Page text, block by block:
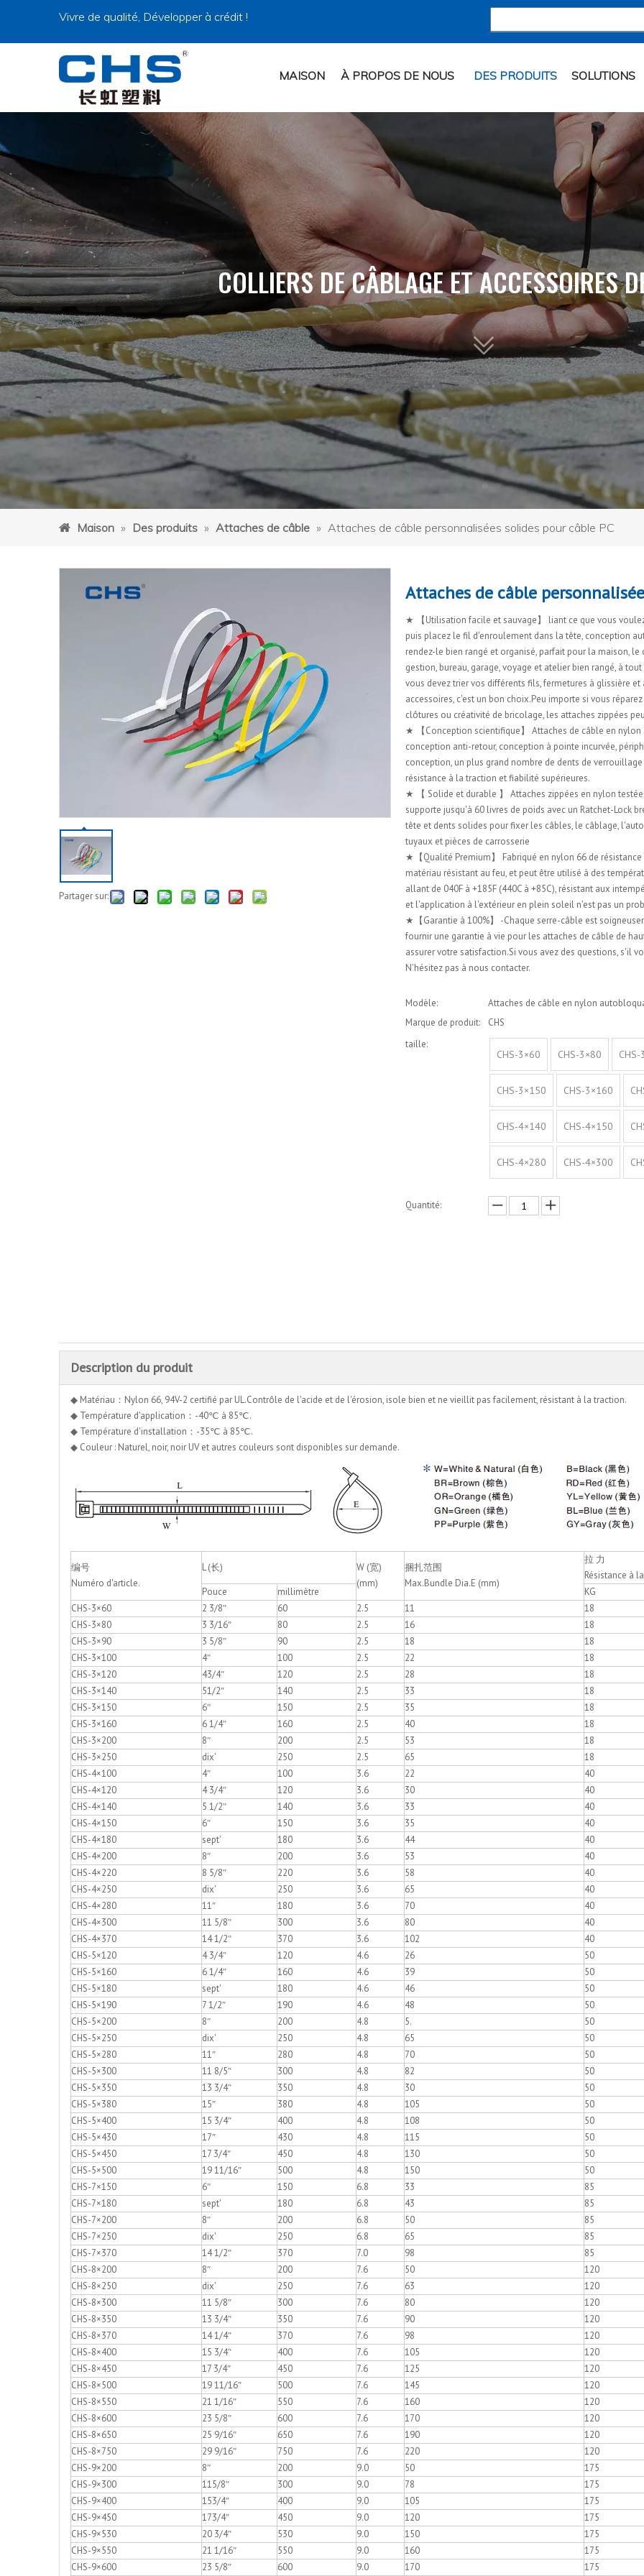
Vivre de qualité, Développer à crédit !
MAISON À PROPOS DE NOUS DES PRODUITS SOLUTIONS
COLLIERS DE CÂBLAGE ET ACCESSOIRES
Maison » Des produits » Attaches de câble » Attaches de câble personnalisées solides pour câble PC
Partager sur:
Attaches de câble
★ 【Utilisation facile et sauvage】 liant ce que vous
puis placez le fil d'enroulement dans la tête, conception
rendez-le bien rangé et organisé, parfait pour la maison, le
gestion, bureau, garage, voyage et atelier bien rangé, à
vous devez trier vos différents fils, fermetures à glissière et
accessoires, c'est un bon choix.Peu importe si vous réparez
clôtures ou créativité de bricolage, les attaches zippées
★ 【Conception scientifique】 Attaches de câble en
conception anti-retour, conception à pointe incurvée,
conception, un plus grand nombre de dents de
résistance à la traction et fiabilité supérieures.
★ 【 Solide et durable 】 Attaches zippées en nylon
supporte jusqu'à 60 livres de poids avec un Ratchet-Lock
tête et dents solides pour fixer les câbles, le câblage,
tuyaux et pièces de carrosserie
★【Qualité Premium】 Fabriqué en nylon 66 de
matériau résistant au feu, et peut être utilisé à des
allant de 040F à +185F (440C à +85C), résistant aux
et l'application à l'extérieur en plein soleil n'est pas un
★【Garantie à 100%】 -Chaque serre-câble est
fournir une garantie à vie pour les attaches de câble de
assurer votre satisfaction.Si vous avez des questions, s'il
N'hésitez pas à nous contacter.
Modèle:
Attaches de câble en nylon
Marque de produit:
CHS
taille:
CHS-3×60 CHS-3×80
CHS-3×150 CHS-3×160
CHS-4×140 CHS-4×150
CHS-4×280 CHS-4×300
Quantité:
Description du produit
◆ Matériau：Nylon 66, 94V-2 certifié par UL.Contrôle de l'acide et de l'érosion, isole bien et ne vieillit pas facilement, résistant à la traction.
◆ Température d'application：-40℃ à 85℃.
◆ Température d'installation：-35℃ à 85℃.
◆ Couleur : Naturel, noir, noir UV et autres couleurs sont disponibles sur demande.
编号
Numéro d'article.
L (长)
W (宽)
(mm)
捆扎范围
Max.Bundle Dia.E (mm)
拉 力
Résistance à
Pouce
millimètre KG
CHS-3×60
2 3/8″ 60 2.5 11 18
CHS-3×80
3 3/16″ 80 2.5 16 18
CHS-3×90
3 5/8″ 90 2.5 18 18
CHS-3×100
4″ 100 2.5 22 18
CHS-3×120
43/4″ 120 2.5 28 18
CHS-3×140
51/2″ 140 2.5 33 18
CHS-3×150
6″ 150 2.5 35 18
CHS-3×160
6 1/4″ 160 2.5 40 18
CHS-3×200
8″ 200 2.5 53 18
CHS-3×250
dix' 250 2.5 65 18
CHS-4×100
4″ 100 3.6 22 40
CHS-4×120
4 3/4″ 120 3.6 30 40
CHS-4×140
5 1/2″ 140 3.6 33 40
CHS-4×150
6″ 150 3.6 35 40
CHS-4×180
sept' 180 3.6 44 40
CHS-4×200
8″ 200 3.6 53 40
CHS-4×220
8 5/8″ 220 3.6 58 40
CHS-4×250
dix' 250 3.6 65 40
CHS-4×280
11″ 180 3.6 70 40
CHS-4×300
11 5/8″ 300 3.6 80 40
CHS-4×370
14 1/2″ 370 3.6 102 40
CHS-5×120
4 3/4″ 120 4.6 26 50
CHS-5×160
6 1/4″ 160 4.6 39 50
CHS-5×180
sept' 180 4.6 46 50
CHS-5×190
7 1/2″ 190 4.6 48 50
CHS-5×200
8″ 200 4.8 5. 50
CHS-5×250
dix' 250 4.8 65 50
CHS-5×280
11″ 280 4.8 70 50
CHS-5×300
11 8/5″ 300 4.8 82 50
CHS-5×350
13 3/4″ 350 4.8 30 50
CHS-5×380
15″ 380 4.8 105 50
CHS-5×400
15 3/4″ 400 4.8 108 50
CHS-5×430
17″ 430 4.8 115 50
CHS-5×450
17 3/4″ 450 4.8 130 50
CHS-5×500
19 11/16″ 500 4.8 150 50
CHS-7×150
6″ 150 6.8 33 85
CHS-7×180
sept' 180 6.8 43 85
CHS-7×200
8″ 200 6.8 50 85
CHS-7×250
dix' 250 6.8 65 85
CHS-7×370
14 1/2″ 370 7.0 98 85
CHS-8×200
8″ 200 7.6 50 120
CHS-8×250
dix' 250 7.6 63 120
CHS-8×300
11 5/8″ 300 7.6 80 120
CHS-8×350
13 3/4″ 350 7.6 90 120
CHS-8×370
14 1/4″ 370 7.6 98 120
CHS-8×400
15 3/4″ 400 7.6 105 120
CHS-8×450
17 3/4″ 450 7.6 125 120
CHS-8×500
19 11/16″ 500 7.6 145 120
CHS-8×550
21 1/16″ 550 7.6 160 120
CHS-8×600
23 5/8″ 600 7.6 170 120
CHS-8×650
25 9/16″ 650 7.6 190 120
CHS-8×750
29 9/16″ 750 7.6 220 120
CHS-9×200
8″ 200 9.0 50 175
CHS-9×300
115/8″ 300 9.0 78 175
CHS-9×400
153/4″ 400 9.0 105 175
CHS-9×450
173/4″ 450 9.0 120 175
CHS-9×530
20 3/4″ 530 9.0 150 175
CHS-9×550
21 1/16″ 550 9.0 160 175
CHS-9×600
23 5/8″ 600 9.0 170 175